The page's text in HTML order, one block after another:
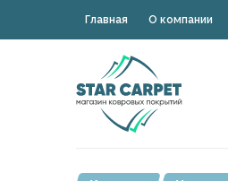
Главная О компании